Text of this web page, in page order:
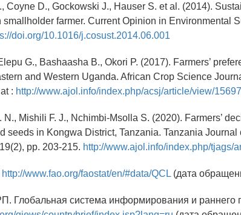
Coyne D., Gockowski J., Hauser S. et al. (2014).
smallholder farmer. Current Opinion in Environmental
doi.org/10.1016/j.cosust.2014.06.001
G., Bashaasha B., Okori P. (2017). Farmers’
and Western Uganda. African Crop Science
: http://www.ajol.info/index.php/acsj/article/view/
N., Mishili F. J., Nchimbi-Msolla S. (2020). Farmers’
seeds in Kongwa District, Tanzania. Tanzania Journal
pp. 203-215. http://www.ajol.info/index.php/tjags/
http://www.fao.org/faostat/en/#data/QCL (дата
Глобальная система информирования и раннего